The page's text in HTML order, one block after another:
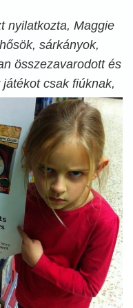
nyilatkozta, Maggie
sárkányok,
összezavarodott és
csak fiúknak,